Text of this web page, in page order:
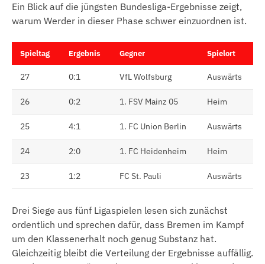
Ein Blick auf die jüngsten Bundesliga-Ergebnisse zeigt,
warum Werder in dieser Phase schwer einzuordnen ist.
Spieltag Ergebnis Gegner Spielort
27 0:1 VfL Wolfsburg Auswärts
26 0:2 1. FSV Mainz 05 Heim
25 4:1 1. FC Union Berlin Auswärts
24 2:0 1. FC Heidenheim Heim
23 1:2 FC St. Pauli Auswärts
Drei Siege aus fünf Ligaspielen lesen sich zunächst
ordentlich und sprechen dafür, dass Bremen im Kampf
um den Klassenerhalt noch genug Substanz hat.
Gleichzeitig bleibt die Verteilung der Ergebnisse auffällig.